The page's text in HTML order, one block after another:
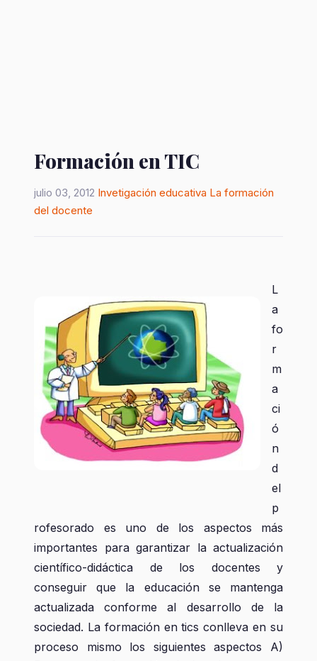
Formación en TIC
julio 03, 2012 Invetigación educativa La formación
del docente
L
a
fo
r
m
a
ci
ó
n
d
el
p
rofesorado es uno de los aspectos más
importantes para garantizar la actualización
científico-didáctica de los docentes y
conseguir que la educación se mantenga
actualizada conforme al desarrollo de la
sociedad. La formación en tics conlleva en su
proceso mismo los siguientes aspectos A)